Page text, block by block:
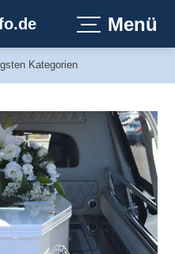
Menü
Kategorien